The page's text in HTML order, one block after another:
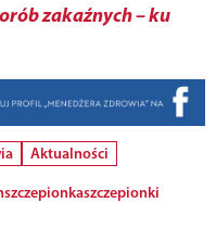
zakaźnych – ku
Aktualności
szczepionkaszczepionki